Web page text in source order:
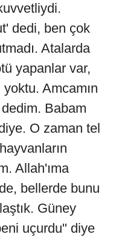
dedi, ben çok
Atalarda
yapanlar var,
Amcamın
Babam
O zaman tel
Allah'ıma
bellerde bunu
Güney
uçurdu" diye